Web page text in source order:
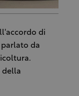
di
da
della